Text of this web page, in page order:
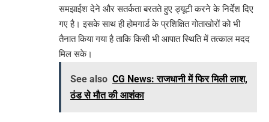
समझाईश देने और सतर्कता बरतते हुए ड्यूटी करने के निर्देश दिए
गए है। इसके साथ ही होमगार्ड के प्रशिक्षित गोताखोरों को भी
तैनात किया गया है ताकि किसी भी आपात स्थिति में तत्काल मदद
मिल सके।
See also CG News: राजधानी में फिर मिली लाश,
ठंड से मौत की आशंका